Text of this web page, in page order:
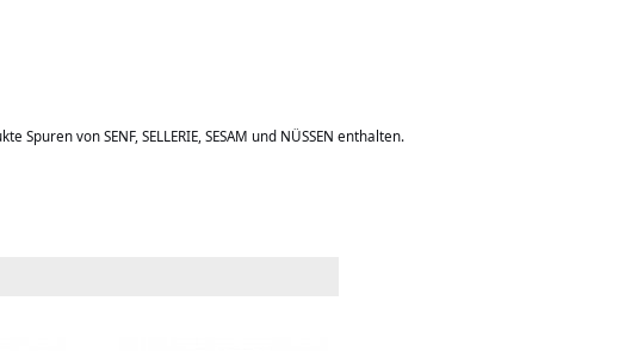
von SENF, SELLERIE, SESAM und NÜSSEN enthalten.